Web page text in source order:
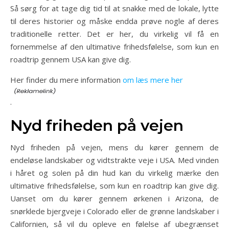
Så sørg for at tage dig tid til at snakke med de lokale, lytte
til deres historier og måske endda prøve nogle af deres
traditionelle retter. Det er her, du virkelig vil få en
fornemmelse af den ultimative frihedsfølelse, som kun en
roadtrip gennem USA kan give dig.
Her finder du mere information om læs mere her
.
Nyd friheden på vejen
Nyd friheden på vejen, mens du kører gennem de
endeløse landskaber og vidtstrakte veje i USA. Med vinden
i håret og solen på din hud kan du virkelig mærke den
ultimative frihedsfølelse, som kun en roadtrip kan give dig.
Uanset om du kører gennem ørkenen i Arizona, de
snørklede bjergveje i Colorado eller de grønne landskaber i
Californien, så vil du opleve en følelse af ubegrænset